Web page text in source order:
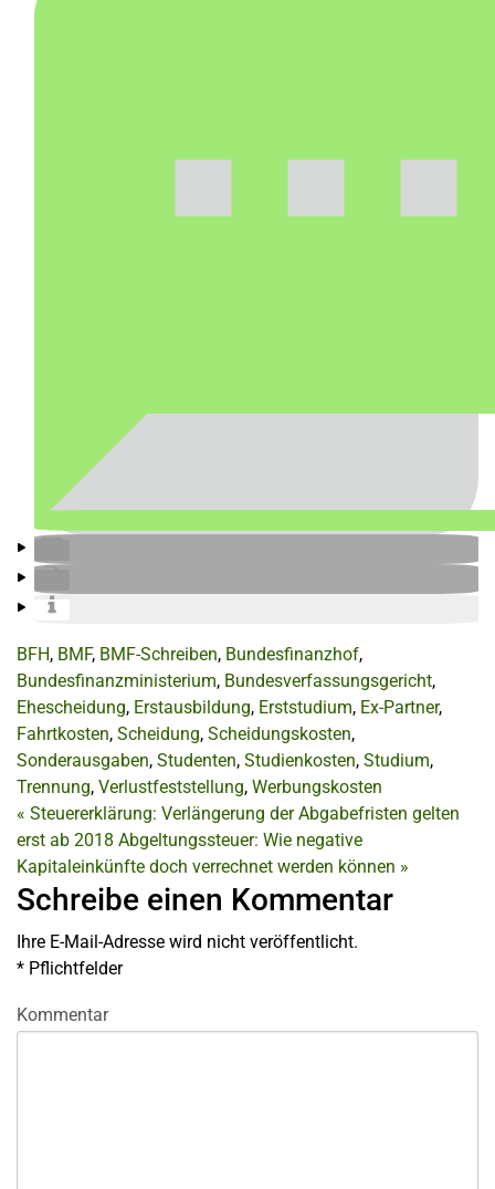
BFH, BMF, BMF-Schreiben, Bundesfinanzhof,
Bundesfinanzministerium, Bundesverfassungsgericht,
Ehescheidung, Erstausbildung, Erststudium, Ex-Partner,
Fahrtkosten, Scheidung, Scheidungskosten,
Sonderausgaben, Studenten, Studienkosten, Studium,
Trennung, Verlustfeststellung, Werbungskosten
« Steuererklärung: Verlängerung der Abgabefristen gelten
erst ab 2018 Abgeltungssteuer: Wie negative
Kapitaleinkünfte doch verrechnet werden können »
Schreibe einen Kommentar
Ihre E-Mail-Adresse wird nicht veröffentlicht.
* Pflichtfelder
Kommentar